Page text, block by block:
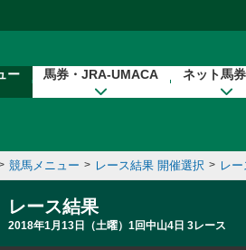
ー 馬券・JRA-UMACA ネット馬
競馬メニュー > レース結果 開催選択 > レ
レース結果
2018年1月13日（土曜）1回中山4日 3レース